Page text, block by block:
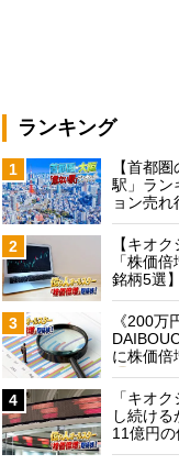
ランキング
1
【首都
駅」ラン
ョン売れ
2
【キオ
「株価
銘柄5選
3
《200
に株価倍
4
「キオ
し続け
11億円